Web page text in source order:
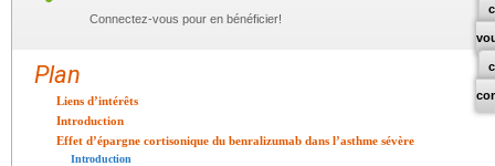
Connectez-vous pour en bénéficier!
Plan
Liens d’intérêts
Introduction
Effet d’épargne cortisonique du benralizumab dans l’asthme sévère
Introduction